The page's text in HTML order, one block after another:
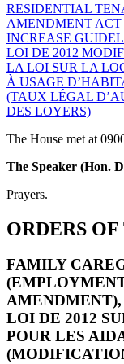
RESIDENTIAL
AMENDMENT ACT
INCREASE
LOI DE 2012
LA LOI SUR LA
À USAGE
(TAUX LÉGAL
DES LOYERS)
The House met at
The Speaker (Hon.
Prayers.
ORDERS
FAMILY
AMENDMENT),
LOI DE 2012
POUR LES